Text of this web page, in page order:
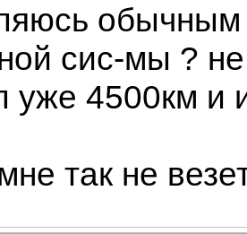
сис-мы ? не
уже 4500км и
так не